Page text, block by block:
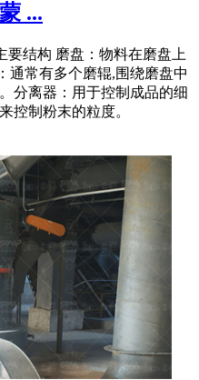
...
要结构 磨盘：物料在磨盘上
通常有多个磨辊,围绕磨盘中
分离器：用于控制成品的细
控制粉末的粒度。